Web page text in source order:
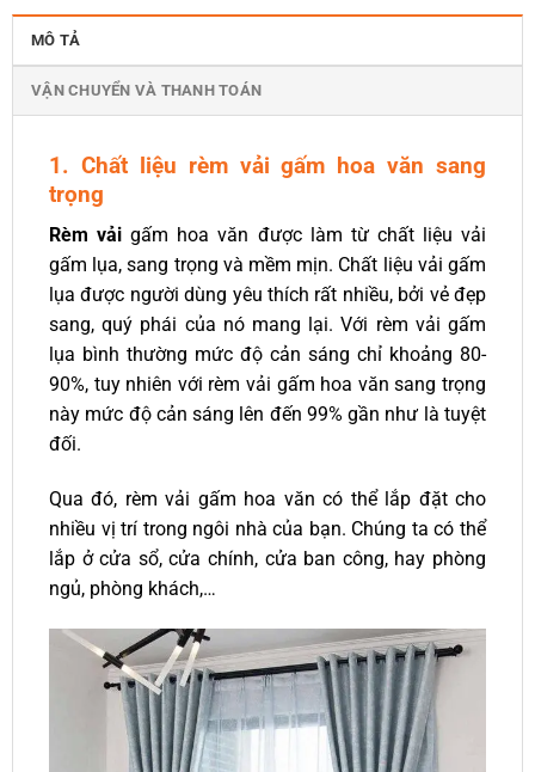
MÔ TẢ
VẬN CHUYỂN VÀ THANH TOÁN
1. Chất liệu rèm vải gấm hoa văn sang
trọng
Rèm vải gấm hoa văn được làm từ chất liệu vải
gấm lụa, sang trọng và mềm mịn. Chất liệu vải gấm
lụa được người dùng yêu thích rất nhiều, bởi vẻ đẹp
sang, quý phái của nó mang lại. Với rèm vải gấm
lụa bình thường mức độ cản sáng chỉ khoảng 80-
90%, tuy nhiên với rèm vải gấm hoa văn sang trọng
này mức độ cản sáng lên đến 99% gần như là tuyệt
đối.
Qua đó, rèm vải gấm hoa văn có thể lắp đặt cho
nhiều vị trí trong ngôi nhà của bạn. Chúng ta có thể
lắp ở cửa sổ, cửa chính, cửa ban công, hay phòng
ngủ, phòng khách,…